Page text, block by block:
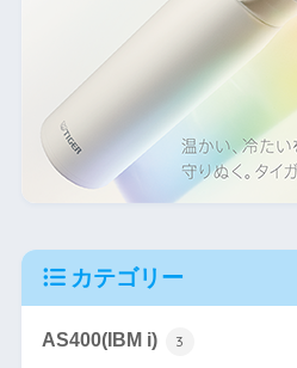
カテゴリー
AS400(IBM i) 3